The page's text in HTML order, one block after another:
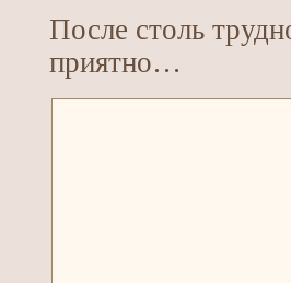
После столь
приятно…